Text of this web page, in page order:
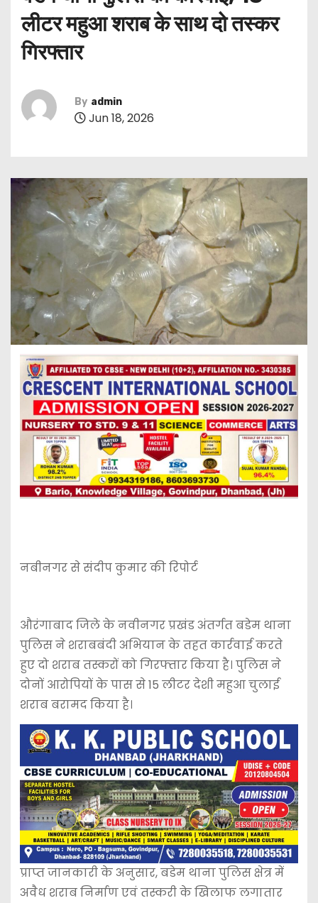
लीटर महुआ शराब के साथ दो तस्कर
गिरफ्तार
By admin
Jun 18, 2026
नबीनगर से संदीप कुमार की रिपोर्ट
औरंगाबाद जिले के नवीनगर प्रखंड अंतर्गत बडेम थाना
पुलिस ने शराबबंदी अभियान के तहत कार्रवाई करते
हुए दो शराब तस्करों को गिरफ्तार किया है। पुलिस ने
दोनों आरोपियों के पास से 15 लीटर देशी महुआ चुलाई
शराब बरामद किया है।
प्राप्त जानकारी के अनुसार, बडेम थाना पुलिस क्षेत्र में
अवैध शराब निर्माण एवं तस्करी के खिलाफ लगातार